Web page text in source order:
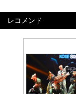
レコメンド